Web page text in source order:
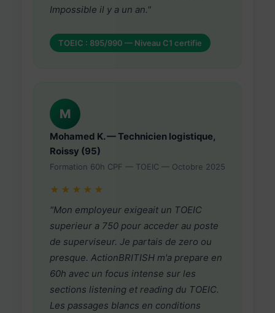
Impossible il y a un an."
TOEIC : 895/990 — Niveau C1 certifie
M
Mohamed K. — Technicien logistique,
Roissy (95)
Formation 60h CPF — TOEIC — Octobre 2025
★★★★★
"Mon employeur exigeait un TOEIC
superieur a 750 pour acceder au poste
de superviseur. Je partais de zero ou
presque. ActionBRITISH m'a prepare en
60h avec un focus intense sur les
sections listening et reading du TOEIC.
Les passages blancs en conditions